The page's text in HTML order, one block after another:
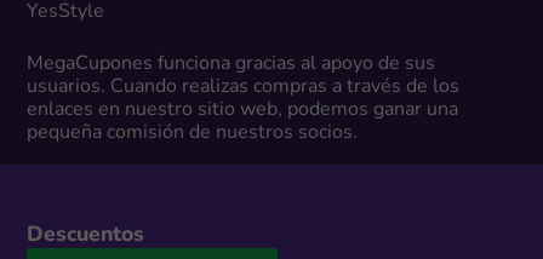
YesStyle
MegaCupones funciona gracias al apoyo de sus
usuarios. Cuando realizas compras a través de los
enlaces en nuestro sitio web, podemos ganar una
pequeña comisión de nuestros socios.
Descuentos